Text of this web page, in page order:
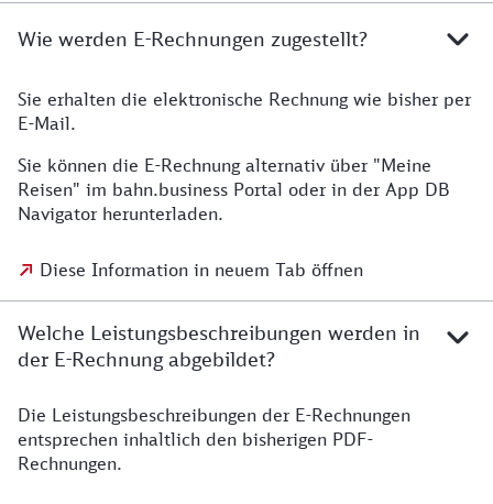
Wie werden E-Rechnungen zugestellt?
Sie erhalten die elektronische Rechnung wie bisher per
E-Mail.
Sie können die E-Rechnung alternativ über "Meine
Reisen" im bahn.business Portal oder in der App DB
Navigator herunterladen.
Diese Information in neuem Tab öffnen
Welche Leistungsbeschreibungen werden in
der E-Rechnung abgebildet?
Die Leistungsbeschreibungen der E-Rechnungen
entsprechen inhaltlich den bisherigen PDF-
Rechnungen.